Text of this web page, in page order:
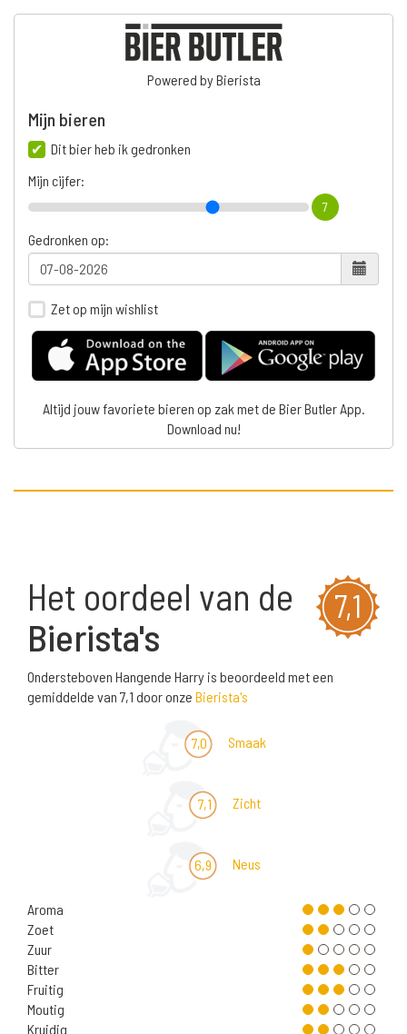
Powered by Bierista
Mijn bieren
Dit bier heb ik gedronken
Mijn cijfer:
7
Gedronken op:
Zet op mijn wishlist
Altijd jouw favoriete bieren op zak met de Bier Butler App.
Download nu!
7,1
Het oordeel van de
Bierista's
Ondersteboven Hangende Harry is beoordeeld met een
gemiddelde van 7,1 door onze Bierista's
7,0 Smaak
7,1 Zicht
6,9 Neus
Aroma
Zoet
Zuur
Bitter
Fruitig
Moutig
Kruidig